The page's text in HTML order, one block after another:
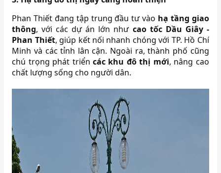
Phan Thiết đang tập trung đầu tư vào hạ tầng giao
thông, với các dự án lớn như cao tốc Dầu Giây -
Phan Thiết, giúp kết nối nhanh chóng với TP. Hồ Chí
Minh và các tỉnh lân cận. Ngoài ra, thành phố cũng
chú trọng phát triểncác khu đô thị mới, nâng cao
chất lượng sống cho người dân.